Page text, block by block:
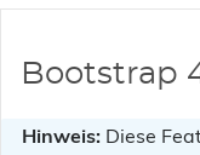
Bootstrap
Hinweis: Diese